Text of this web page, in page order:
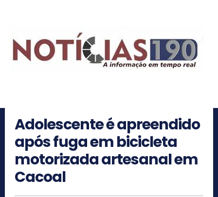
Adolescente é apreendido
após fuga em bicicleta
motorizada artesanal em
Cacoal